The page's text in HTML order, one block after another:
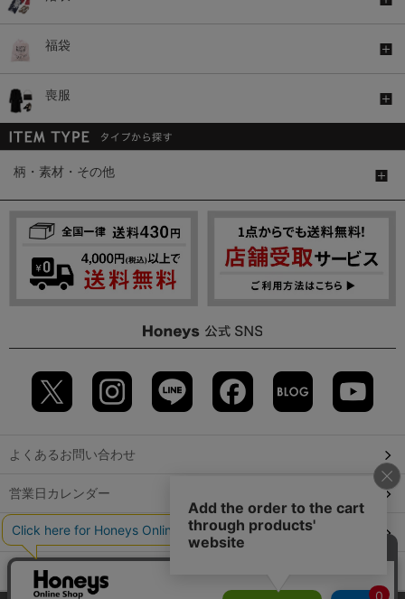
福袋
喪服
柄・素材・その他
よくあるお問い合わせ
営業日カレンダー
店舗検索
GLOBAL GUIDE（海外からご利用のお客様）